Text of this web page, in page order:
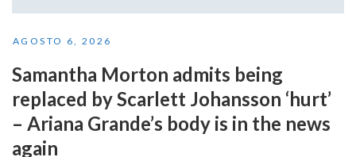
AGOSTO 6, 2026
Samantha Morton admits being
replaced by Scarlett Johansson ‘hurt’
– Ariana Grande’s body is in the news
again